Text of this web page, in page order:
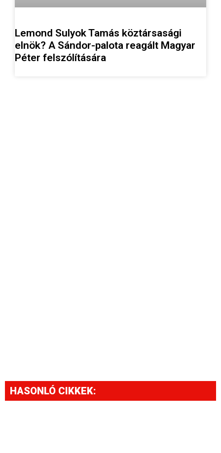
Lemond Sulyok Tamás köztársasági
elnök? A Sándor-palota reagált Magyar
Péter felszólítására
HASONLÓ CIKKEK: